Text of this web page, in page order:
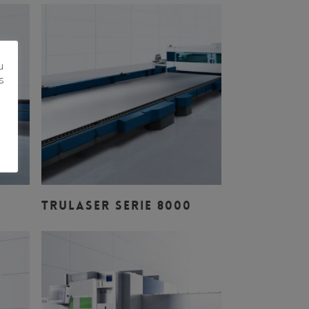
Leer Más
TRULASER SERIE 8000